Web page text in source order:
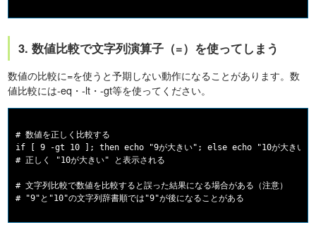
3. 数値比較で文字列演算子（=）を使ってしまう
数値の比較に=を使うと予期しない動作になることがあります。数
値比較には-eq・-lt・-gt等を使ってください。
# 数値を正しく比較する
if [ 9 -gt 10 ]; then echo "9が大きい"; else echo "10が大きい
# 正しく "10が大きい" と表示される
# 文字列比較で数値を比較すると誤った結果になる場合がある（注意）